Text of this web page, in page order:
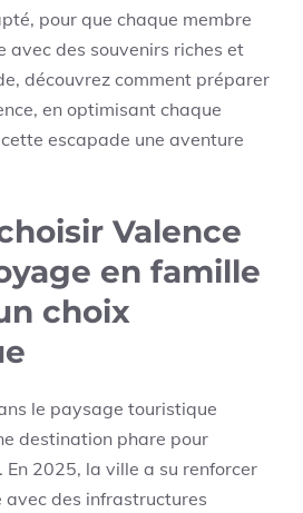
pour que chaque membre
des souvenirs riches et
découvrez comment préparer
en optimisant chaque
escapade une aventure
Valence
en famille
choix
le paysage touristique
destination phare pour
En 2025, la ville a su renforcer
avec des infrastructures